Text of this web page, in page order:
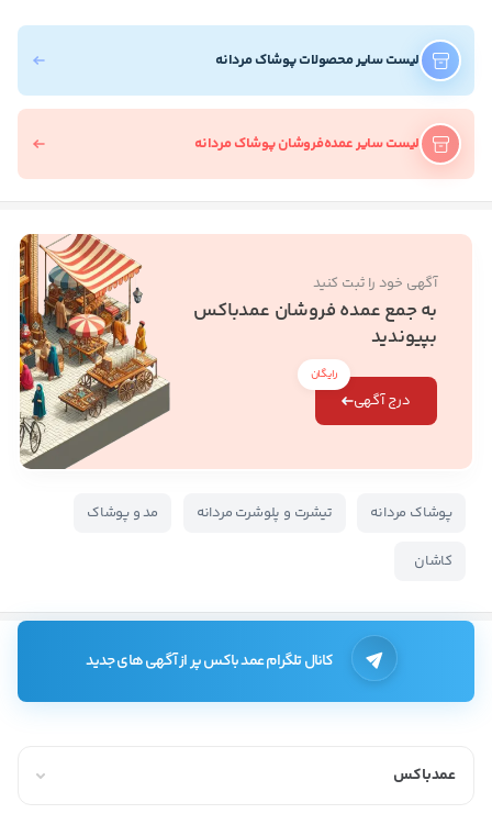
لیست سایر محصولات پوشاک مردانه
لیست سایر عمده‌فروشان پوشاک مردانه
آگهی خود را ثبت کنید
به جمع عمده فروشان عمدباکس
بپیوندید
درج آگهی
رایگان
پوشاک مردانه تیشرت و پلوشرت مردانه مد و پوشاک
کاشان
کانال تلگرام عمد باکس پر از آگهی های جدید
عمدباکس